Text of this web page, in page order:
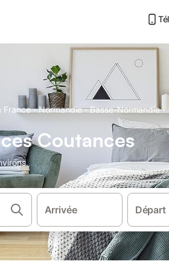
France · Normandie · Basse-Normandie ·
Coutances
Arrivée Départ